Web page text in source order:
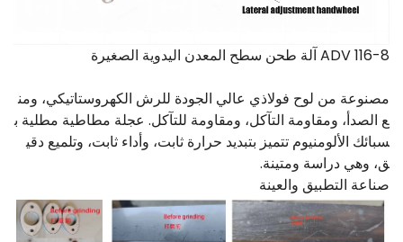
ADV 116-8 آلة طحن سطح المعدن اليدوية الصغيرة
مصنوعة من لوح فولاذي عالي الجودة للرش الكهروستاتيكي، ومن
ع الصدأ، ومقاومة التآكل، ومقاومة للتآكل. عجلة مطاطية مطلية ب
سبائك الألومنيوم تتميز بتبديد حرارة ثابت، وأداء ثابت، وتلميع دقي
ق، وهي دراسة ومتينة.
صناعة التطبيق والعينة